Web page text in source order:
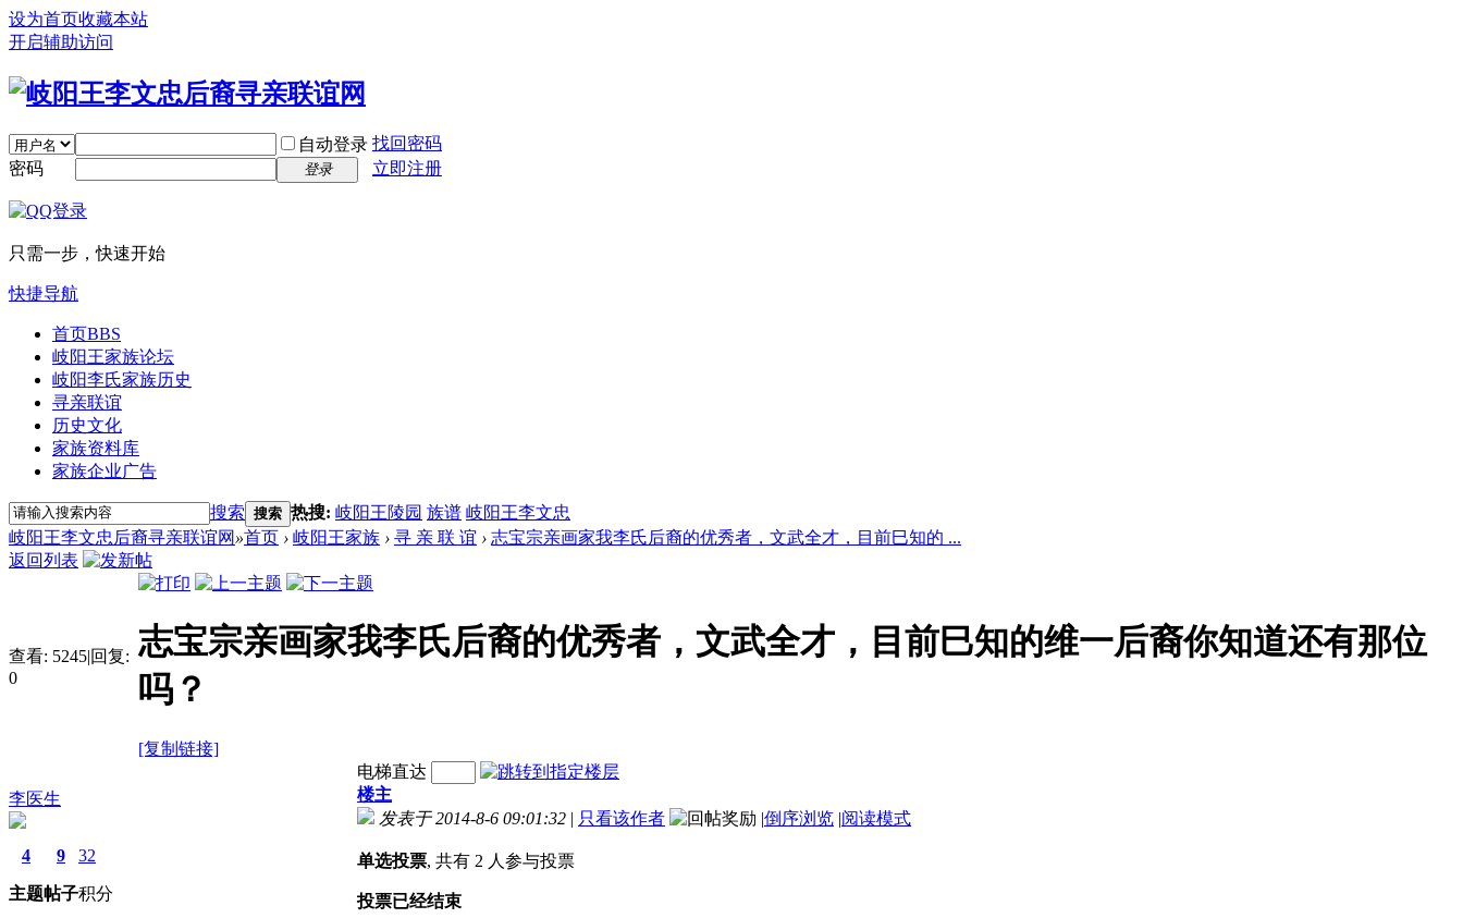
设为首页收藏本站
开启辅助访问
自动登录 找回密码
密码
登录 立即注册
只需一步，快速开始
快捷导航
首页BBS
岐阳王家族论坛
岐阳李氏家族历史
寻亲联谊
历史文化
家族资料库
家族企业广告
搜索 搜索 热搜: 岐阳王陵园 族谱 岐阳王李文忠
岐阳王李文忠后裔寻亲联谊网 »首页 › 岐阳王家族 › 寻 亲 联 谊 › 志宝宗亲画家我李氏后裔的优秀者，文武全才，目前巳知的 ...
返回列表
查看: 5245|回复:
0
志宝宗亲画家我李氏后裔的优秀者，文武全才，目前巳知的维一后裔你知道还有那位
吗？
[复制链接]
李医生
4
主题
9
帖子
32
积分
电梯直达
楼主
发表于 2014-8-6 09:01:32 | 只看该作者 |倒序浏览 |阅读模式
单选投票, 共有 2 人参与投票
投票已经结束